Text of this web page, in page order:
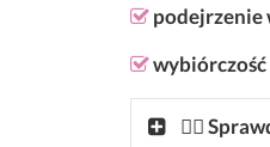
podejrzenie
👩‍⚕